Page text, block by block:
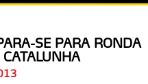
SE PARA RONDA